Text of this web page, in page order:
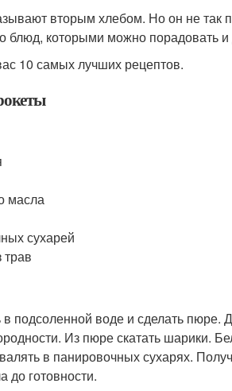
вторым хлебом. Но он не так
блюд, которыми можно порадовать
10 самых лучших рецептов.
масла
сухарей
трав
подсоленной воде и сделать пюре.
Из пюре скатать шарики.
в панировочных сухарях.
до готовности.